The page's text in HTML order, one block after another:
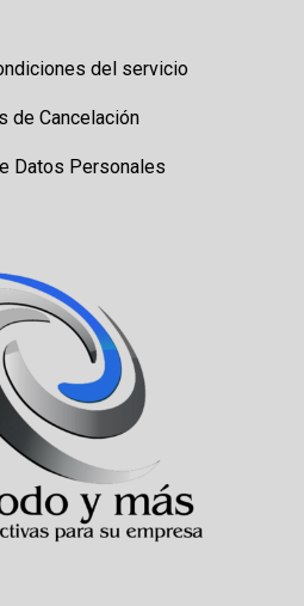
del servicio
de Cancelación
Datos Personales